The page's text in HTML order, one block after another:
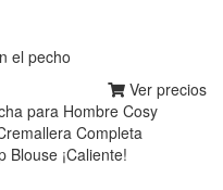
el pecho
Ver precios